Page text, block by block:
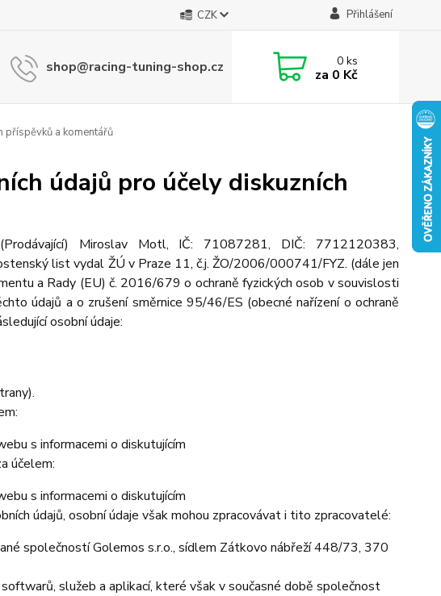
CZK Přihlášení
shop@racing-tuning-shop.cz 0ks
za 0 Kč
příspěvků a komentářů
údajů pro účely diskuzních
Miroslav Motl, IČ: 71087281, DIČ: 7712120383,
list vydal ŽÚ v Praze 11, č.j. ŽO/2006/000741/FYZ. (dále jen
a Rady (EU) č. 2016/679 o ochraně fyzických osob v souvislosti
údajů a o zrušení směrnice 95/46/ES (obecné nařízení o ochraně
osobní údaje:
s informacemi o diskutujícím
účelem:
s informacemi o diskutujícím
údajů, osobní údaje však mohou zpracovávat i tito zpracovatelé:
společností Golemos s.r.o., sídlem Zátkovo nábřeží 448/73, 370
služeb a aplikací, které však v současné době společnost